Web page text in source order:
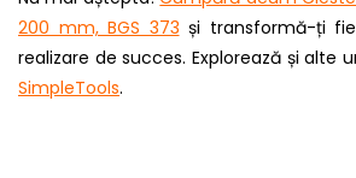
200 mm, BGS 373 și transformă-ți
realizare de succes. Explorează și alte
SimpleTools.